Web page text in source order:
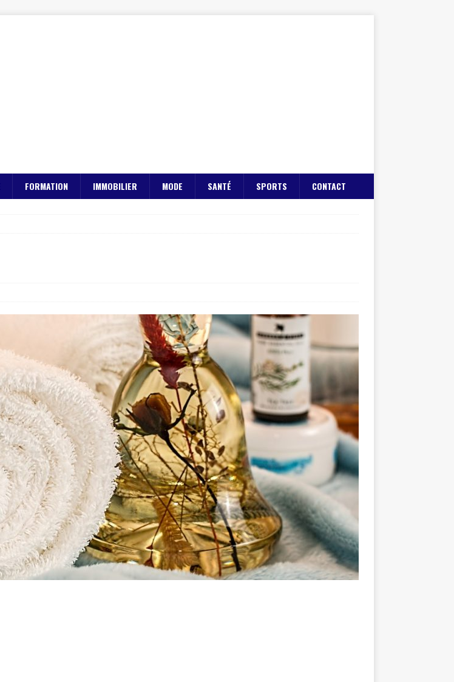
FORMATION IMMOBILIER MODE SANTÉ SPORTS CONTACT